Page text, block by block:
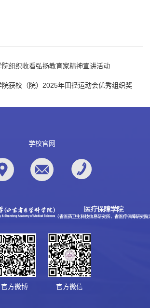
院组织收看弘扬教育家精神宣讲活动
院获校（院）2025年田径运动会优秀组织奖
学校官网
官方微博 官方微信